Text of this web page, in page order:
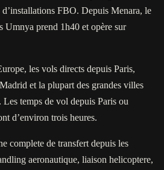
FBO. Depuis Menara, le
Umnya prend 1h40 et opère sur
les vols directs depuis Paris,
et la plupart des grandes villes
Les temps de vol depuis Paris ou
d’environ trois heures.
complete de transfert depuis les
aeronautique, liaison helicoptere,